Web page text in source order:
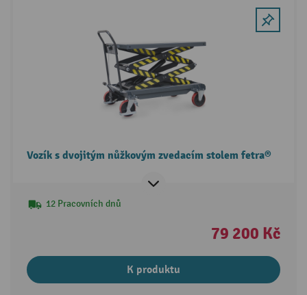
Vozík s dvojitým nůžkovým zvedacím stolem fetra®
12 Pracovních dnů
79 200 Kč
K produktu